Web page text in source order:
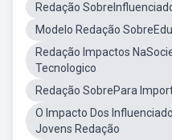
Redação
Modelo Redação
Redação Impactos
Tecnologico
Redação SobrePara
O Impacto Dos
Jovens Redação